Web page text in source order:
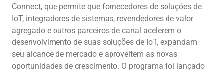
Connect, que permite que fornecedores de soluções de
IoT, integradores de sistemas, revendedores de valor
agregado e outros parceiros de canal acelerem o
desenvolvimento de suas soluções de IoT, expandam
seu alcance de mercado e aproveitem as novas
oportunidades de crescimento. O programa foi lançado